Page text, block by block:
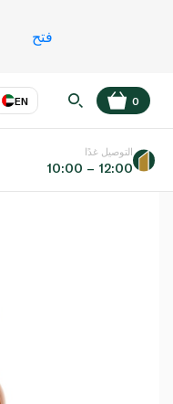
فتح
EN
عر
0
التوصيل غدًا
10:00 – 12:00